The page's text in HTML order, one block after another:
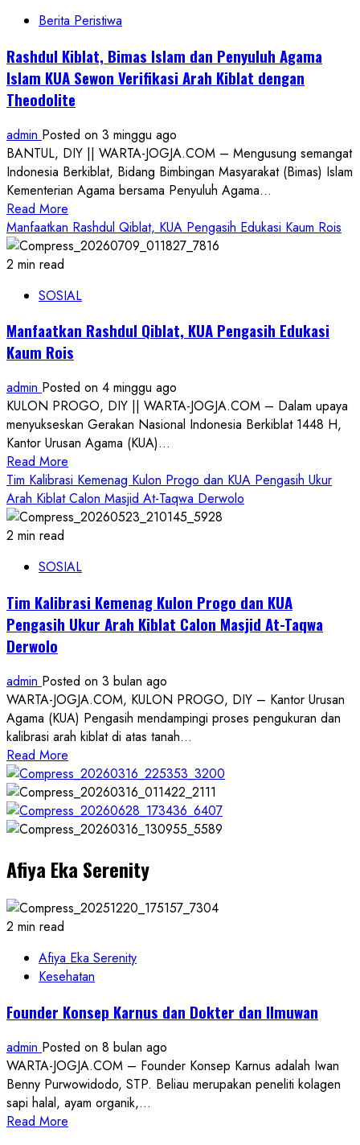
Program
BAIK
Edukasi
Warga
Cara
Praktis
Ukur
Kiblat
Berita Peristiwa
Rashdul Kiblat, Bimas Islam dan Penyuluh Agama
Islam KUA Sewon Verifikasi Arah Kiblat dengan
Theodolite
admin Posted on 3 minggu ago
BANTUL, DIY || WARTA-JOGJA.COM – Mengusung semangat
Indonesia Berkiblat, Bidang Bimbingan Masyarakat (Bimas) Islam
Kementerian Agama bersama Penyuluh Agama...
Read More
more
about
Bimas
dan
Penyuluh
Islam
KUA
Sewon
Verifikasi
Arah
Kiblat
dengan
Theodolite
Manfaatkan Rashdul Qiblat, KUA Pengasih Edukasi Kaum Rois
2 min read
SOSIAL
Manfaatkan Rashdul Qiblat, KUA Pengasih Edukasi
Kaum Rois
admin Posted on 4 minggu ago
KULON PROGO, DIY || WARTA-JOGJA.COM – Dalam upaya
menyukseskan Gerakan Nasional Indonesia Berkiblat 1448 H,
Kantor Urusan Agama (KUA)...
Read More
more
about
Manfaatkan
KUA
Edukasi
Kaum
Tim Kalibrasi Kemenag Kulon Progo dan KUA Pengasih Ukur
Arah Kiblat Calon Masjid At-Taqwa Derwolo
2 min read
SOSIAL
Tim Kalibrasi Kemenag Kulon Progo dan KUA
Pengasih Ukur Arah Kiblat Calon Masjid At-Taqwa
Derwolo
admin Posted on 3 bulan ago
WARTA-JOGJA.COM, KULON PROGO, DIY – Kantor Urusan
Agama (KUA) Pengasih mendampingi proses pengukuran dan
kalibrasi arah kiblat di atas tanah...
Read More
more
about
Tim
Kalibrasi
Kulon
Progo
dan
KUA
Ukur
Arah
Calon
At-
Taqwa
Derwolo
Afiya Eka Serenity
2 min read
Afiya Eka Serenity
Kesehatan
Founder Konsep Karnus dan Dokter dan Ilmuwan
admin Posted on 8 bulan ago
WARTA-JOGJA.COM – Founder Konsep Karnus adalah Iwan
Benny Purwowidodo, STP. Beliau merupakan peneliti kolagen
sapi halal, ayam organik,...
Read More